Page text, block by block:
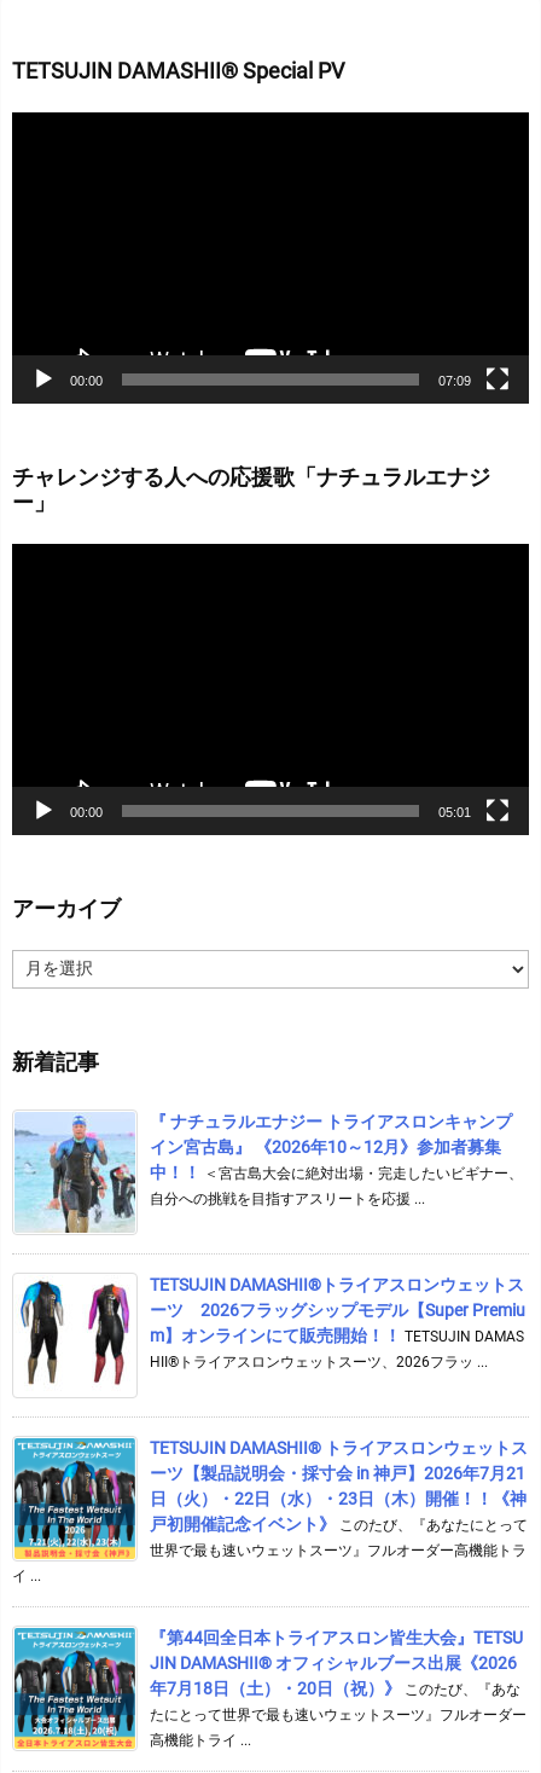
TETSUJIN DAMASHII® Special PV
00:00 07:09
チャレンジする人への応援歌「ナチュラルエナジ
ー」
00:00 05:01
アーカイブ
ー
ブ
新着記事
『 ナチュラルエナジー トライアスロンキャンプ
イン宮古島』 《2026年10～12月》参加者募集
中！！
＜宮古島大会に絶対出場・完走したいビギナー、
自分への挑戦を目指すアスリートを応援 ...
TETSUJIN DAMASHII®︎トライアスロンウェットス
ーツ 2026フラッグシップモデル【Super Premiu
m】オンラインにて販売開始！！ TETSUJIN DAMAS
HII®トライアスロンウェットスーツ、2026フラッ ...
TETSUJIN DAMASHII® トライアスロンウェットス
ーツ【製品説明会・採寸会 in 神戸】2026年7月21
日（火）・22日（水）・23日（木）開催！！《神
戸初開催記念イベント》
このたび、『あなたにとって
世界で最も速いウェットスーツ』フルオーダー高機能トラ
イ ...
『第44回全日本トライアスロン皆生大会』TETSU
JIN DAMASHII® オフィシャルブース出展《2026
年7月18日（土）・20日（祝）》
このたび、『あな
たにとって世界で最も速いウェットスーツ』フルオーダー
高機能トライ ...